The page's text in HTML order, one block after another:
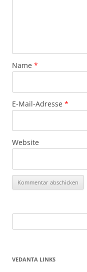
Name *
E-Mail-Adresse *
Website
nach:
VEDANTA LINKS